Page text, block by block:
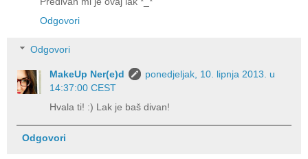
Odgovori
Odgovori
MakeUp Ner(e)d
ponedjeljak, 10. lipnja 2013. u
14:37:00 CEST
Hvala ti! :) Lak je baš divan!
Odgovori